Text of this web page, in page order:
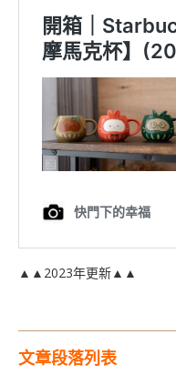
▲▲2023年更新▲▲
文章段落列表